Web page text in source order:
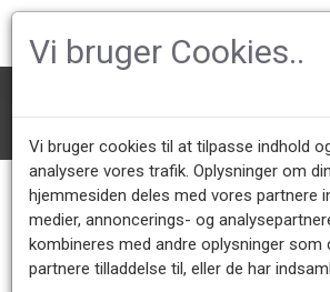
Kundeservice +45 28491875
Mandag - Fredag 9.00 - 17.00 Kun på
Vi bruger Cookies..
Vi bruger cookies til at tilpasse indhold
analysere vores trafik. Oplysninger om
hjemmesiden deles med vores partnere
medier, annoncerings- og
kombineres med andre oplysninger som
partnere tilladdelse til, eller de har